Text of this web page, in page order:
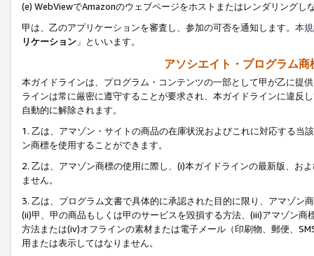
(e) WebViewでAmazonのウェブページをホストまたはレンダリングし
甲は、乙のアプリケーションを審査し、参加の可否を通知します。 本
リケーション 」といいます。
アソシエイト・プログラム
本ガイドラインは、プログラム・コンテンツの一部として甲が乙に提
ラインは常に厳密に遵守することが要求され、本ガイドラインに違反
自動的に解除されます。
1. 乙は、アマゾン・サイトの商品の在庫状況およびこれに対応する
ン商標を使用することができます。
2. 乙は、アマゾン商標の使用に際し、(i)本ガイドラインの最新版、お
ません。
3. 乙は、プログラム文書で具体的に承認された目的に限り、アマゾン
(ii)甲、甲の商品もしくは甲のサービスを毀損する方法、(iii)アマゾン
方法または(iv)オフラインの素材または電子メール（印刷物、郵便、
用または表示してはなりません。